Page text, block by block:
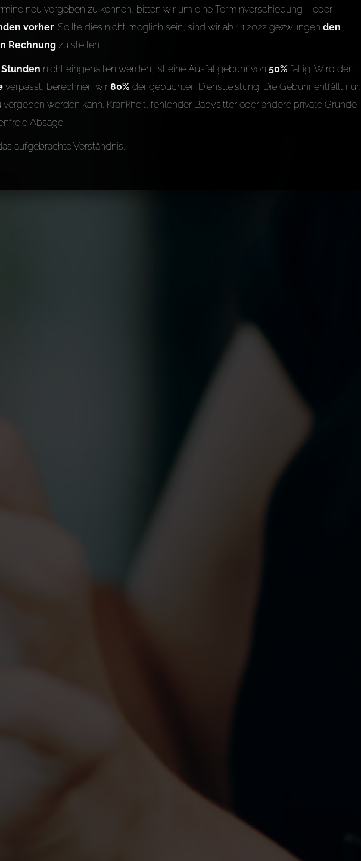
neu vergeben zu können, bitten wir um eine Terminverschiebung – oder
vorher. Sollte dies nicht möglich sein, sind wir ab 1.1.2022 gezwungen den
Rechnungzu stellen.
Stunden nicht eingehalten werden, ist eine Ausfallgebühr von 50% fällig. Wird der
verpasst, berechnen wir 80% der gebuchten Dienstleistung. Die Gebühr entfällt nur,
werden kann. Krankheit, fehlender Babysitter oder andere private Gründe
Absage.
aufgebrachte Verständnis.